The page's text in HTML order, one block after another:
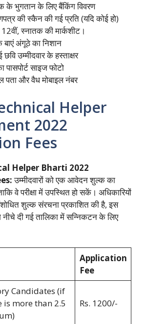
भुगतान के लिए बैंकिंग विवरण
की स्कैन की गई प्रति (यदि कोई हो)
12वीं, स्नातक की मार्कशीट।
बाएं अंगूठे का निशान
उम्मीदवार के हस्ताक्षर
पासपोर्ट साइज फोटो
पता और वैध मोबाइल नंबर
Helper
2022
Fees
Helper Bharti 2022
उम्मीदवारों को एक आवेदन शुल्क का
वे परीक्षा में उपस्थित हो सकें। अधिकारियों
शुल्क संरचना प्रकाशित की है, इस
दी गई तालिका में सन्निकटन के लिए
Application
Fee
Candidates (if
more than 2.5
Rs. 1200/-